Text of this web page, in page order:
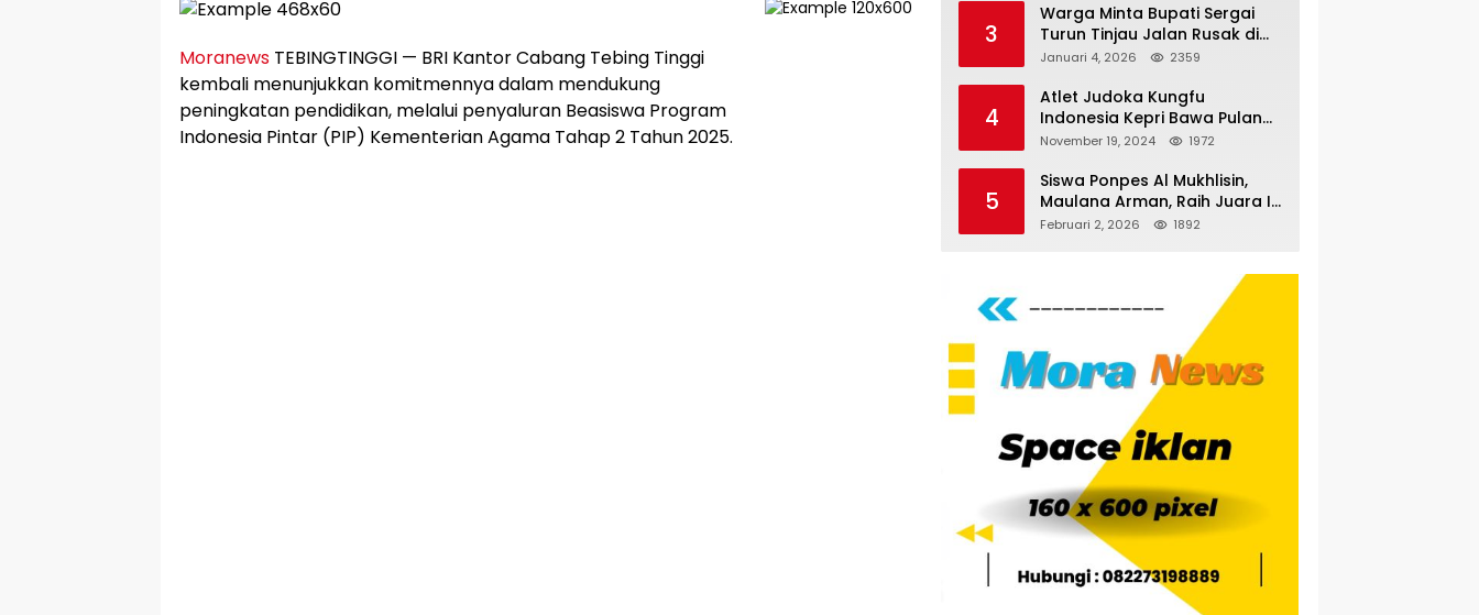
Moranews TEBINGTINGGI — BRI Kantor Cabang Tebing Tinggi
kembali menunjukkan komitmennya dalam mendukung
peningkatan pendidikan, melalui penyaluran Beasiswa Program
Indonesia Pintar (PIP) Kementerian Agama Tahap 2 Tahun 2025.
Kantor Hukum JAP
Pertanyakan Kinerja Polresta
Tanjungpinang
3
Warga Minta Bupati Sergai
Turun Tinjau Jalan Rusak di
Dusun 4 Desa Sei Periuk
Januari 4, 2026 2359
4
Atlet Judoka Kungfu
Indonesia Kepri Bawa Pulang
11 Medali Pra Fornas bogor, 3
November 19, 2024 1972
5
Siswa Ponpes Al Mukhlisin,
Maulana Arman, Raih Juara I
Taekwondo Junior Putra di
Februari 2, 2026 1892